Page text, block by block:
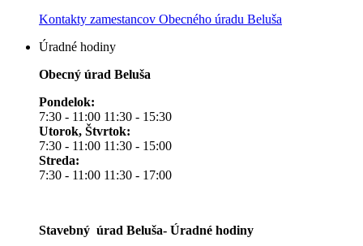
Kontakty zamestancov Obecného úradu Beluša
Úradné hodiny
Obecný úrad Beluša
Pondelok:
7:30 - 11:00 11:30 - 15:30
Utorok, Štvrtok:
7:30 - 11:00 11:30 - 15:00
Streda:
7:30 - 11:00 11:30 - 17:00
Stavebný úrad Beluša- Úradné hodiny